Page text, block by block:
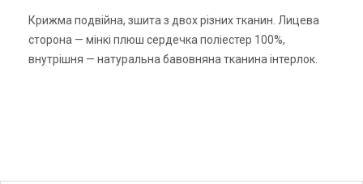
Крижма подвійна, зшита з двох різних тканин. Лицева
сторона — мінкі плюш сердечка поліестер 100%,
внутрішня — натуральна бавовняна тканина інтерлок.